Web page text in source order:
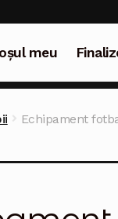
meu
Echipament